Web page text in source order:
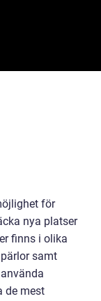
för
nya platser
finns i olika
samt
de mest